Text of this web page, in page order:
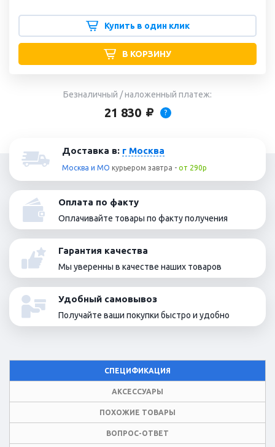
Купить в один клик
В КОРЗИНУ
Безналичный / наложенный платеж:
21 830 ?
Доставка в: г Москва
Москва и МО курьером завтра - от 290р
Оплата по факту
Оплачивайте товары по факту получения
Гарантия качества
Мы уверенны в качестве наших товаров
Удобный самовывоз
Получайте ваши покупки быстро и удобно
СПЕЦИФИКАЦИЯ
АКСЕССУАРЫ
ПОХОЖИЕ ТОВАРЫ
ВОПРОС-ОТВЕТ